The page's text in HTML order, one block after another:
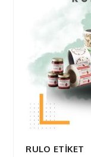
RULO ETİKET